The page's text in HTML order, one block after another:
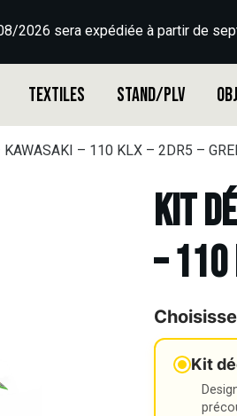
2026 sera expédiée à partir de
Textiles Stand/PLV
– 110 KLX – 2DR5 –
Kit
– 110
Kit